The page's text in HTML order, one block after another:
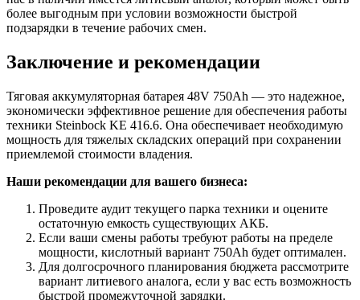
более выгодным при условии возможности быстрой
подзарядки в течение рабочих смен.
Заключение и рекомендации
Тяговая аккумуляторная батарея 48V 750Ah — это надежное,
экономически эффективное решение для обеспечения работы
техники Steinbock KE 416.6. Она обеспечивает необходимую
мощность для тяжелых складских операций при сохранении
приемлемой стоимости владения.
Наши рекомендации для вашего бизнеса:
Проведите аудит текущего парка техники и оцените
остаточную емкость существующих АКБ.
Если ваши смены работы требуют работы на пределе
мощности, кислотный вариант 750Ah будет оптимален.
Для долгосрочного планирования бюджета рассмотрите
вариант литиевого аналога, если у вас есть возможность
быстрой промежуточной зарядки.